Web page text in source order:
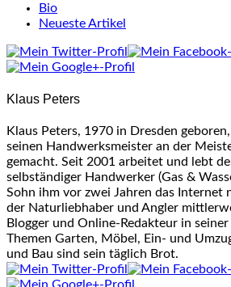
following
tabs
change
below.
Bio
Neueste Artikel
Klaus Peters
Klaus Peters, 1970 in Dresden
seinen Handwerksmeister an der
gemacht. Seit 2001 arbeitet und lebt
selbständiger Handwerker (Gas &
Sohn ihm vor zwei Jahren das Internet
der Naturliebhaber und Angler
Blogger und Online-Redakteur in
Themen Garten, Möbel, Ein- und
und Bau sind sein täglich Brot.